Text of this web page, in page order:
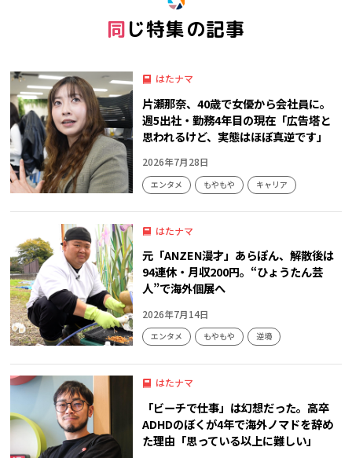
同じ特集の記事
はたナマ
片瀬那奈、40歳で女優から会社員に。
週5出社・勤務4年目の現在「広告塔と
思われるけど、実態はほぼ真逆です」
2026年7月28日
エンタメ もやもや キャリア
はたナマ
元「ANZEN漫才」あらぽん、解散後は
94連休・月収200円。“ひょうたん芸
人”で海外個展へ
2026年7月14日
エンタメ もやもや 逆境
はたナマ
「ビーチで仕事」は幻想だった。高卒
ADHDのぼくが4年で海外ノマドを辞め
た理由「思っている以上に難しい」